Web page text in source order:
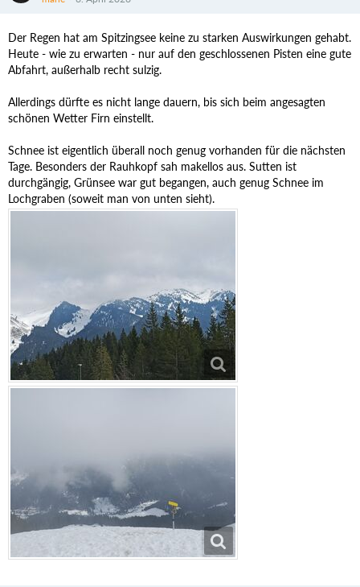
Der Regen hat am Spitzingsee keine zu starken Auswirkungen gehabt.
Heute - wie zu erwarten - nur auf den geschlossenen Pisten eine gute
Abfahrt, außerhalb recht sulzig.
Allerdings dürfte es nicht lange dauern, bis sich beim angesagten
schönen Wetter Firn einstellt.
Schnee ist eigentlich überall noch genug vorhanden für die nächsten
Tage. Besonders der Rauhkopf sah makellos aus. Sutten ist
durchgängig, Grünsee war gut begangen, auch genug Schnee im
Lochgraben (soweit man von unten sieht).